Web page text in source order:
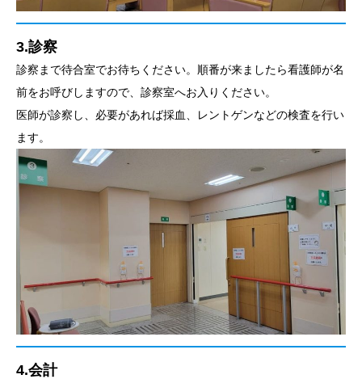
3.診察
診察まで待合室でお待ちください。順番が来ましたら看護師が名
前をお呼びしますので、診察室へお入りください。
医師が診察し、必要があれば採血、レントゲンなどの検査を行い
ます。
4.会計